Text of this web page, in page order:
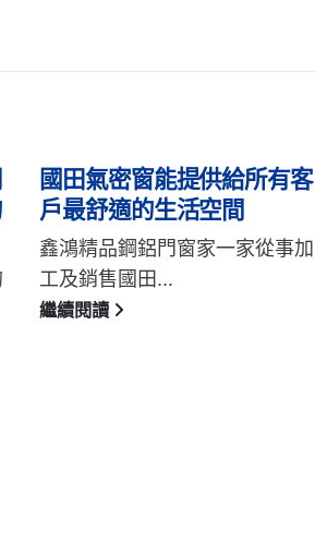
國田氣密窗營造清新舒適家
居環境
炎熱的天氣，讓家居通風成為了
關鍵，國田氣...
繼續閱讀